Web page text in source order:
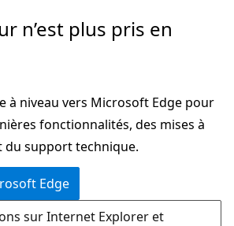
n’est plus pris en
à niveau vers Microsoft Edge pour
fonctionnalités, des mises à
du support technique.
Edge
sur Internet Explorer et